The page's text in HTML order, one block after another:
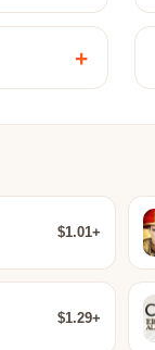
+
$1.01+
$1.29+